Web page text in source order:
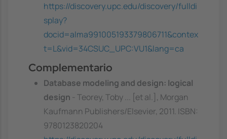
https://discovery.upc.edu/discovery/fulldi
splay?
docid=alma991005193379806711&contex
t=L&vid=34CSUC_UPC:VU1&lang=ca
Complementario
Database modeling and design: logical
design
- Teorey, Toby ... [et al.], Morgan
Kaufmann Publishers/Elsevier, 2011. ISBN:
9780123820204